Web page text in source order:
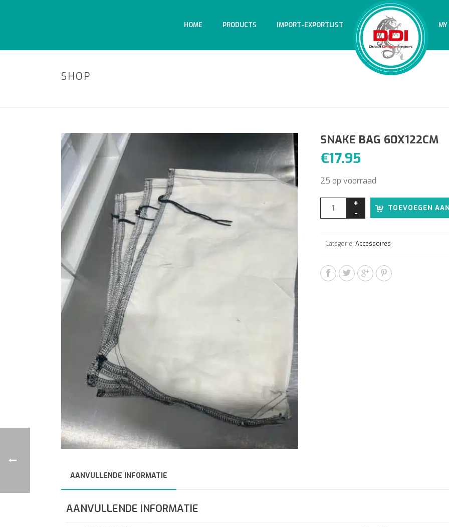
HOME PRODUCTS IMPORT-EXPORTLIST
SHOP
SNAKE BAG 60X122CM
€17.95
25 op voorraad
TOEVOEGEN
Categorie: Accessoires
AANVULLENDE INFORMATIE
AANVULLENDE INFORMATIE